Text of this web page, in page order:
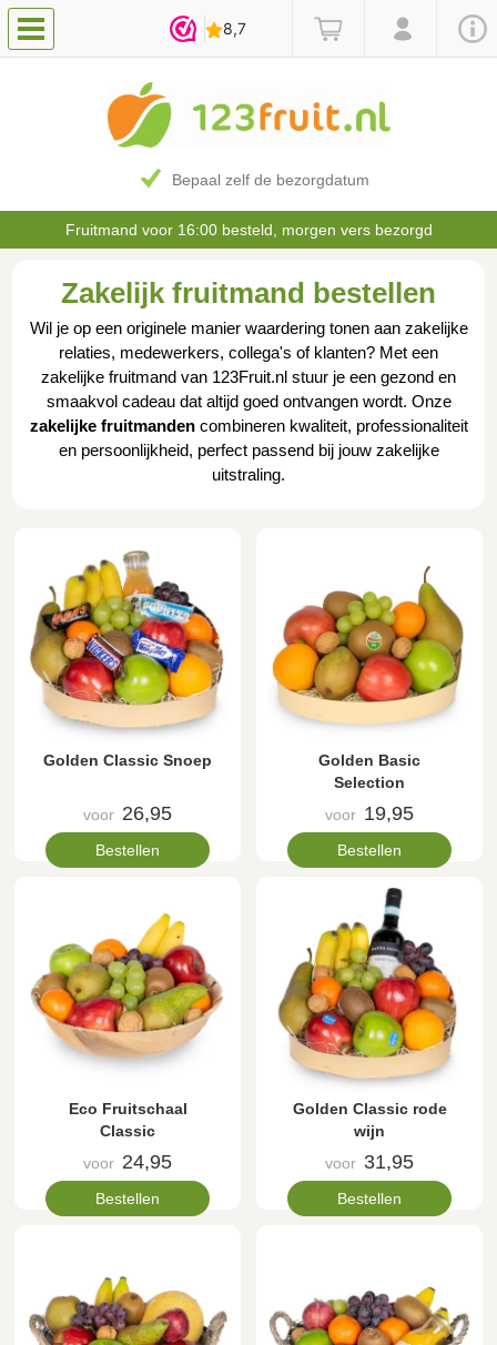
Bepaal zelf de bezorgdatum
Fruitmand voor 16:00 besteld, morgen vers bezorgd
Zakelijk fruitmand bestellen
Wil je op een originele manier waardering tonen aan zakelijke
relaties, medewerkers, collega's of klanten? Met een
zakelijke fruitmand van 123Fruit.nl stuur je een gezond en
smaakvol cadeau dat altijd goed ontvangen wordt. Onze
zakelijke fruitmandencombineren kwaliteit, professionaliteit
en persoonlijkheid, perfect passend bij jouw zakelijke
uitstraling.
Golden Classic Snoep
voor 26,95
Bestellen
Golden Basic
Selection
voor 19,95
Bestellen
Eco Fruitschaal
Classic
voor 24,95
Bestellen
Golden Classic rode
wijn
voor 31,95
Bestellen